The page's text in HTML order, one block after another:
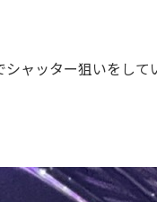
シャッター狙いをし